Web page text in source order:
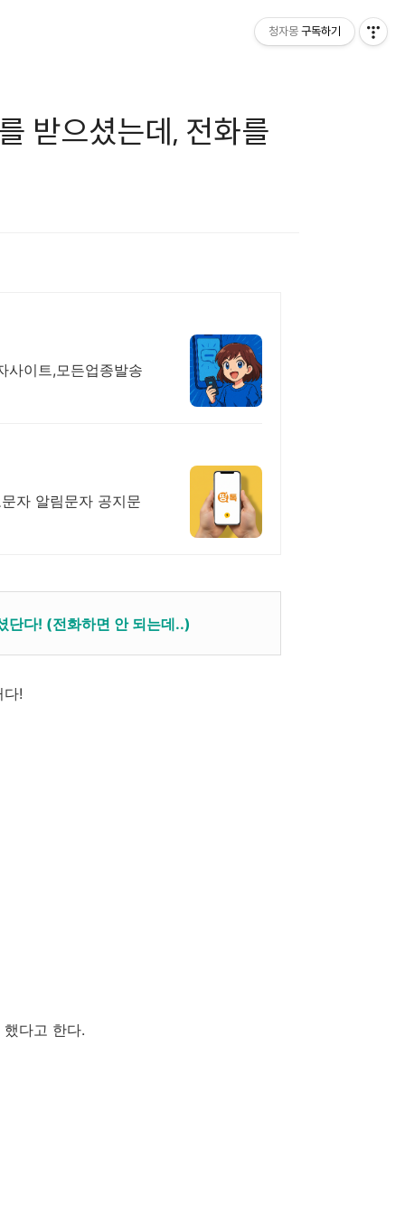
받으셨는데, 전화를
사이트,모든업종발송
자 알림문자 공지문
단다! (전화하면 안 되는데..)
다!
다고 한다.
청자몽 구독하기